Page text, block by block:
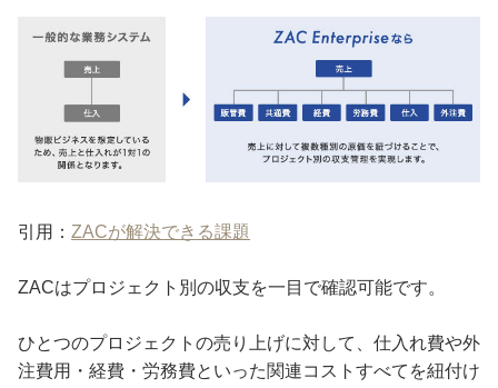
引用： ZACが解決できる課題
ZACはプロジェクト別の収支を一目で確認可能です。
ひとつのプロジェクトの売り上げに対して、仕入れ費や外
注費用・経費・労務費といった関連コストすべてを紐付け